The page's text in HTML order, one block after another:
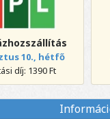
10., hétfő
díj: 1390 Ft